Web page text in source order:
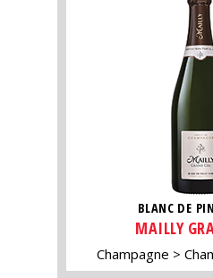
BLANC DE
MAILLY
Champagne